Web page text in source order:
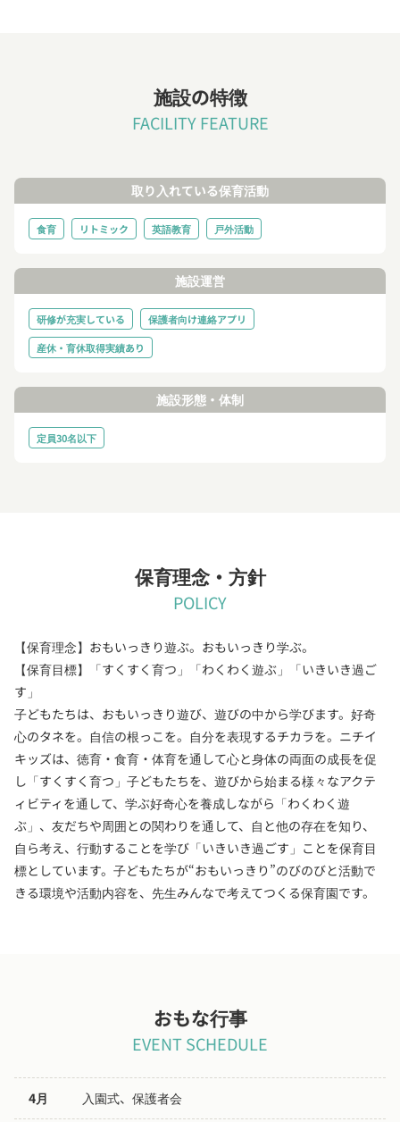
施設の特徴
FACILITY FEATURE
取り入れている保育活動
食育 リトミック 英語教育 戸外活動
施設運営
研修が充実している
保護者向け連絡アプリ
産休・育休取得実績あり
施設形態・体制
定員30名以下
保育理念・方針
POLICY
【保育理念】おもいっきり遊ぶ。おもいっきり学ぶ。
【保育目標】「すくすく育つ」「わくわく遊ぶ」「いきいき過ご
す」
子どもたちは、おもいっきり遊び、遊びの中から学びます。好奇
心のタネを。自信の根っこを。自分を表現するチカラを。ニチイ
キッズは、徳育・食育・体育を通して心と身体の両面の成長を促
し「すくすく育つ」子どもたちを、遊びから始まる様々なアクテ
ィビティを通して、学ぶ好奇心を養成しながら「わくわく遊
ぶ」、友だちや周囲との関わりを通して、自と他の存在を知り、
自ら考え、行動することを学び「いきいき過ごす」ことを保育目
標としています。子どもたちが“おもいっきり”のびのびと活動で
きる環境や活動内容を、先生みんなで考えてつくる保育園です。
おもな行事
EVENT SCHEDULE
4月 入園式、保護者会